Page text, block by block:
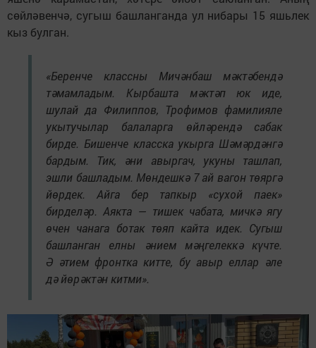
сөйләвенчә, сугыш башланганда ул нибары 15 яшьлек
кыз булган.
«Беренче классны Мичәнбаш мәктәбендә
тәмамладым. Кырбашта мәктәп юк иде,
шулай да Филиппов, Трофимов фамилияле
укытучылар балаларга өйләрендә сабак
бирде. Бишенче класска укырга Шәмәрдәнгә
бардым. Тик, әни авыргач, укуны ташлап,
эшли башладым. Мөндешкә 7 ай вагон төяргә
йөрдек. Айга бер тапкыр «сухой паек»
бирделәр. Аякта — тишек чабата, мичкә ягу
өчен чанага ботак төяп кайта идек. Сугыш
башланган елны әнием мәңгелеккә күчте.
Ә әтием фронтка китте, бу авыр еллар әле
дә йөрәктән китми».